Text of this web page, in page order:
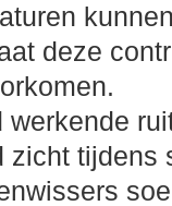
deze
werkende
zicht tijdens